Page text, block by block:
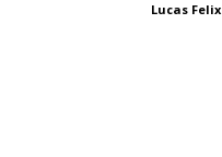
Lucas Felix